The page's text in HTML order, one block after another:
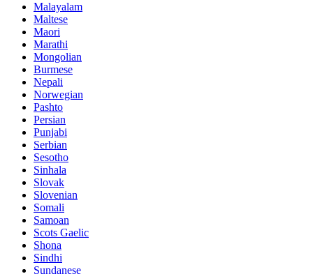
Malayalam
Maltese
Maori
Marathi
Mongolian
Burmese
Nepali
Norwegian
Pashto
Persian
Punjabi
Serbian
Sesotho
Sinhala
Slovak
Slovenian
Somali
Samoan
Scots Gaelic
Shona
Sindhi
Sundanese